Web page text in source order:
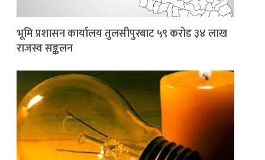
भूमि प्रशासन कार्यालय तुलसीपुरबाट ५९ करोड ३४ लाख
राजस्व सङ्कलन